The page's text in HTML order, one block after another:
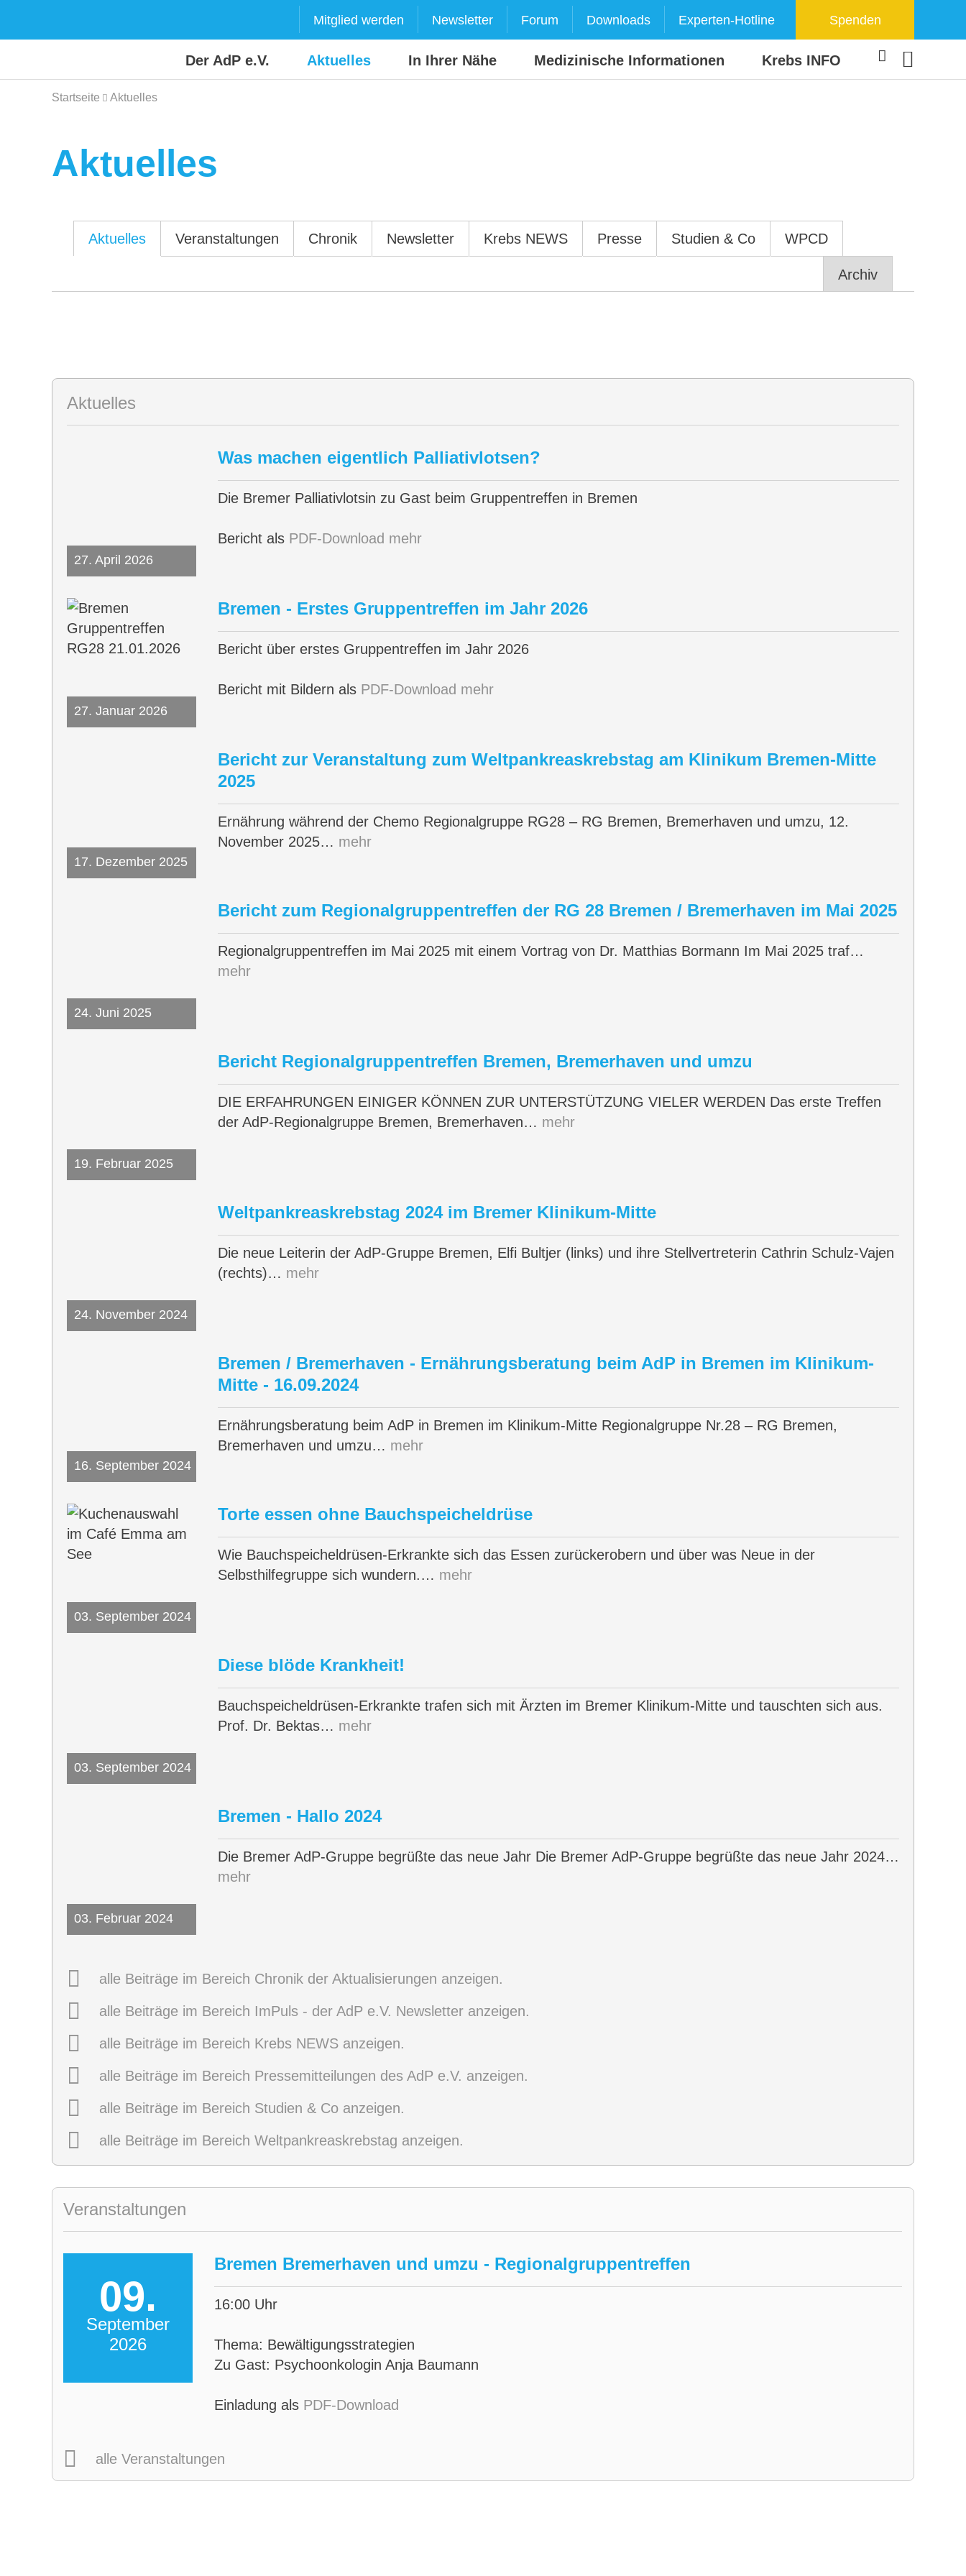
Mitglied werden Newsletter Forum Downloads Experten-Hotline Spenden
Der AdP e.V. Aktuelles In Ihrer Nähe Medizinische Informationen Krebs INFO
Startseite Aktuelles
Aktuelles
Aktuelles Veranstaltungen Chronik Newsletter Krebs NEWS Presse Studien & Co WPCD
Aktuelles
27. April 2026
Was machen eigentlich Palliativlotsen?
Die Bremer Palliativlotsin zu Gast beim Gruppentreffen in Bremen
Bericht als PDF-Download mehr
27. Januar 2026
Bremen - Erstes Gruppentreffen im Jahr 2026
Bericht über erstes Gruppentreffen im Jahr 2026
Bericht mit Bildern als PDF-Download mehr
17. Dezember 2025
Bericht zur Veranstaltung zum Weltpankreaskrebstag am Klinikum Bremen-Mitte
2025
Ernährung während der Chemo Regionalgruppe RG28 – RG Bremen, Bremerhaven und umzu, 12.
November 2025… mehr
24. Juni 2025
Bericht zum Regionalgruppentreffen der RG 28 Bremen / Bremerhaven im Mai 2025
Regionalgruppentreffen im Mai 2025 mit einem Vortrag von Dr. Matthias Bormann Im Mai 2025 traf…
mehr
19. Februar 2025
Bericht Regionalgruppentreffen Bremen, Bremerhaven und umzu
DIE ERFAHRUNGEN EINIGER KÖNNEN ZUR UNTERSTÜTZUNG VIELER WERDEN Das erste Treffen
der AdP-Regionalgruppe Bremen, Bremerhaven… mehr
24. November 2024
Weltpankreaskrebstag 2024 im Bremer Klinikum-Mitte
Die neue Leiterin der AdP-Gruppe Bremen, Elfi Bultjer (links) und ihre Stellvertreterin Cathrin Schulz-Vajen
(rechts)… mehr
16. September 2024
Bremen / Bremerhaven - Ernährungsberatung beim AdP in Bremen im Klinikum-
Mitte - 16.09.2024
Ernährungsberatung beim AdP in Bremen im Klinikum-Mitte Regionalgruppe Nr.28 – RG Bremen,
Bremerhaven und umzu… mehr
03. September 2024
Torte essen ohne Bauchspeicheldrüse
Wie Bauchspeicheldrüsen-Erkrankte sich das Essen zurückerobern und über was Neue in der
Selbsthilfegruppe sich wundern.… mehr
03. September 2024
Diese blöde Krankheit!
Bauchspeicheldrüsen-Erkrankte trafen sich mit Ärzten im Bremer Klinikum-Mitte und tauschten sich aus.
Prof. Dr. Bektas… mehr
03. Februar 2024
Bremen - Hallo 2024
Die Bremer AdP-Gruppe begrüßte das neue Jahr Die Bremer AdP-Gruppe begrüßte das neue Jahr 2024…
mehr
alle Beiträge im Bereich Chronik der Aktualisierungen anzeigen.
alle Beiträge im Bereich ImPuls - der AdP e.V. Newsletter anzeigen.
alle Beiträge im Bereich Krebs NEWS anzeigen.
alle Beiträge im Bereich Pressemitteilungen des AdP e.V. anzeigen.
alle Beiträge im Bereich Studien & Co anzeigen.
alle Beiträge im Bereich Weltpankreaskrebstag anzeigen.
Veranstaltungen
09.
September
2026
Bremen Bremerhaven und umzu - Regionalgruppentreffen
16:00 Uhr
Thema: Bewältigungsstrategien
Zu Gast: Psychoonkologin Anja Baumann
Einladung als PDF-Download
alle Veranstaltungen